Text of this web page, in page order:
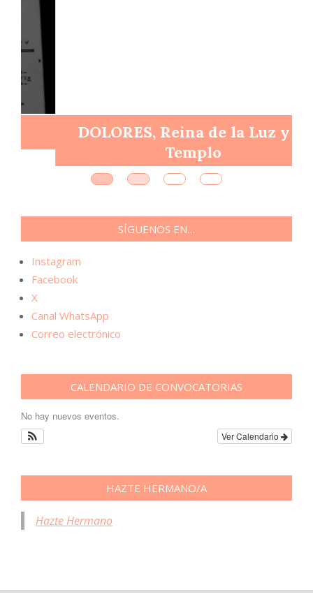
DOLORES, Reina de la Luz y el
Templo
SÍGUENOS EN…
Instagram
Facebook
X
Canal WhatsApp
Correo electrónico
CALENDARIO DE CONVOCATORIAS
No hay nuevos eventos.
Ver Calendario
HAZTE HERMANO/A
Hazte Hermano